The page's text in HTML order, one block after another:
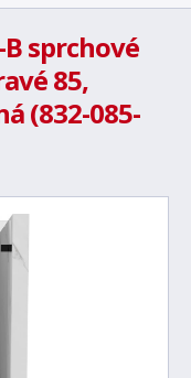
B sprchové
85,
(832-085-